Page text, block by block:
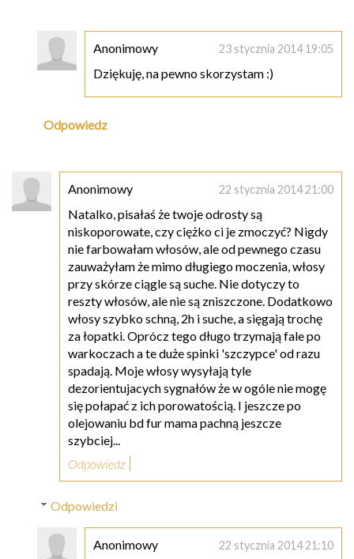
Anonimowy 23 stycznia 2014 19:05
Dziękuję, na pewno skorzystam :)
Odpowiedz
Anonimowy 22 stycznia 2014 21:00
Natalko, pisałaś że twoje odrosty są
niskoporowate, czy ciężko ci je zmoczyć? Nigdy
nie farbowałam włosów, ale od pewnego czasu
zauważyłam że mimo długiego moczenia, włosy
przy skórze ciągle są suche. Nie dotyczy to
reszty włosów, ale nie są zniszczone. Dodatkowo
włosy szybko schną, 2h i suche, a sięgają trochę
za łopatki. Oprócz tego długo trzymają fale po
warkoczach a te duże spinki 'szczypce' od razu
spadają. Moje włosy wysyłają tyle
dezorientujacych sygnałów że w ogóle nie mogę
się połapać z ich porowatością. I jeszcze po
olejowaniu bd fur mama pachną jeszcze
szybciej...
Odpowiedz
Odpowiedzi
Anonimowy 22 stycznia 2014 21:10